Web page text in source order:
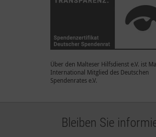
Über den Malteser Hilfsdienst e.V. ist
International Mitglied des Deutschen
Spendenrates e.V.
Bleiben Sie